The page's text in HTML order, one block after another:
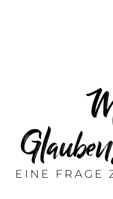
EINE FRAGE